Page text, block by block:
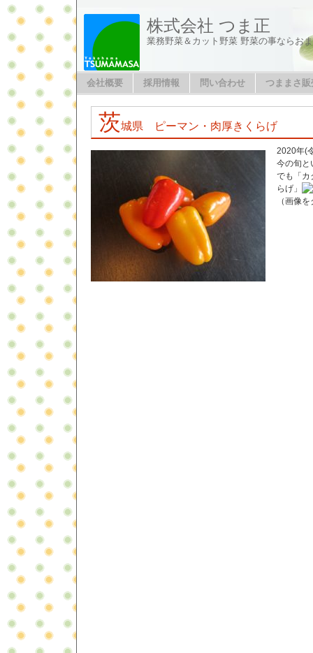
株式会社 つま正
業務野菜＆カット野菜 野菜の事ならお
会社概要 採用情報 問い合わせ つままさ
茨城県 ピーマン・肉厚きくらげ
2020年(
今の旬と
でも「カ
らげ」
（画像